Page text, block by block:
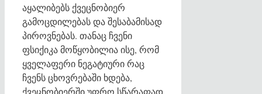
აყალიბებს ქვეცნობიერ
გამოცდილებას და შესაბამისად
პიროვნებას. თანაც ჩვენი
ფსიქიკა მოწყობილია ისე, რომ
ყველაფერი ნეგატიური რაც
ჩვენს ცხოვრებაში ხდება,
ქვეცნობიერში უფრო სწარაფად